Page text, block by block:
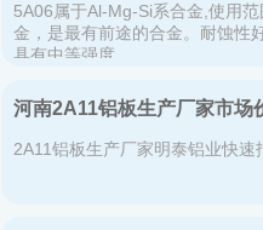
5A06属于Al-Mg-Si系合金,使用
金，是最有前途的合金。耐蚀性
具有中等强度。
河南2A11铝板生产厂家市场
2A11铝板生产厂家明泰铝业快